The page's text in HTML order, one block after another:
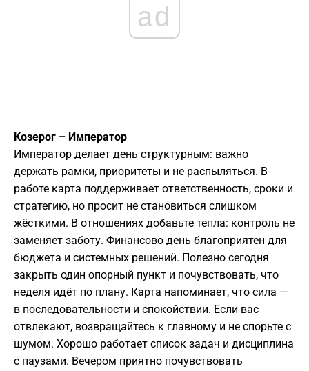
ad
Козерог – Император
Император делает день структурным: важно
держать рамки, приоритеты и не распыляться. В
работе карта поддерживает ответственность, сроки и
стратегию, но просит не становиться слишком
жёсткими. В отношениях добавьте тепла: контроль не
заменяет заботу. Финансово день благоприятен для
бюджета и системных решений. Полезно сегодня
закрыть один опорный пункт и почувствовать, что
неделя идёт по плану. Карта напоминает, что сила —
в последовательности и спокойствии. Если вас
отвлекают, возвращайтесь к главному и не спорьте с
шумом. Хорошо работает список задач и дисциплина
с паузами. Вечером приятно почувствовать